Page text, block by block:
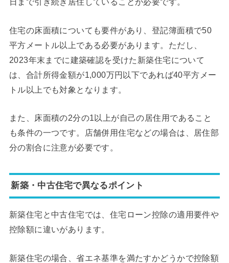
住宅の床面積についても要件があり、登記簿面積で50
平方メートル以上である必要があります。ただし、
2023年末までに建築確認を受けた新築住宅について
は、合計所得金額が1,000万円以下であれば40平方メー
トル以上でも対象となります。
また、床面積の2分の1以上が自己の居住用であること
も条件の一つです。店舗併用住宅などの場合は、居住部
分の割合に注意が必要です。
新築・中古住宅で異なるポイント
新築住宅と中古住宅では、住宅ローン控除の適用要件や
控除額に違いがあります。
新築住宅の場合、省エネ基準を満たすかどうかで控除額